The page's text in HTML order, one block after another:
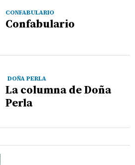
CONFABULARIO
Confabulario
DOÑA PERLA
La columna de Doña
Perla